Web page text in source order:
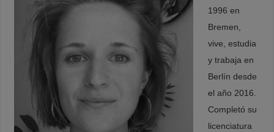
1996 en
Bremen,
vive, estudia
y trabaja en
Berlín desde
el año 2016.
Completó su
licenciatura